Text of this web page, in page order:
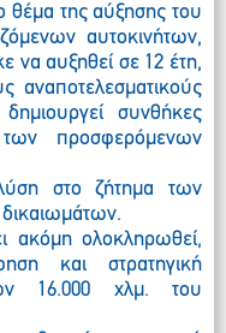
θέμα της αύξησης του
αυτοκινήτων,
να αυξηθεί σε 12 έτη,
συνθήκες
προσφερόμενων
λύση στο ζήτημα των
ακόμη ολοκληρωθεί,
και στρατηγική
16.000 χλμ. του